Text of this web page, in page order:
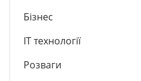
Бізнес
IT технології
Розваги